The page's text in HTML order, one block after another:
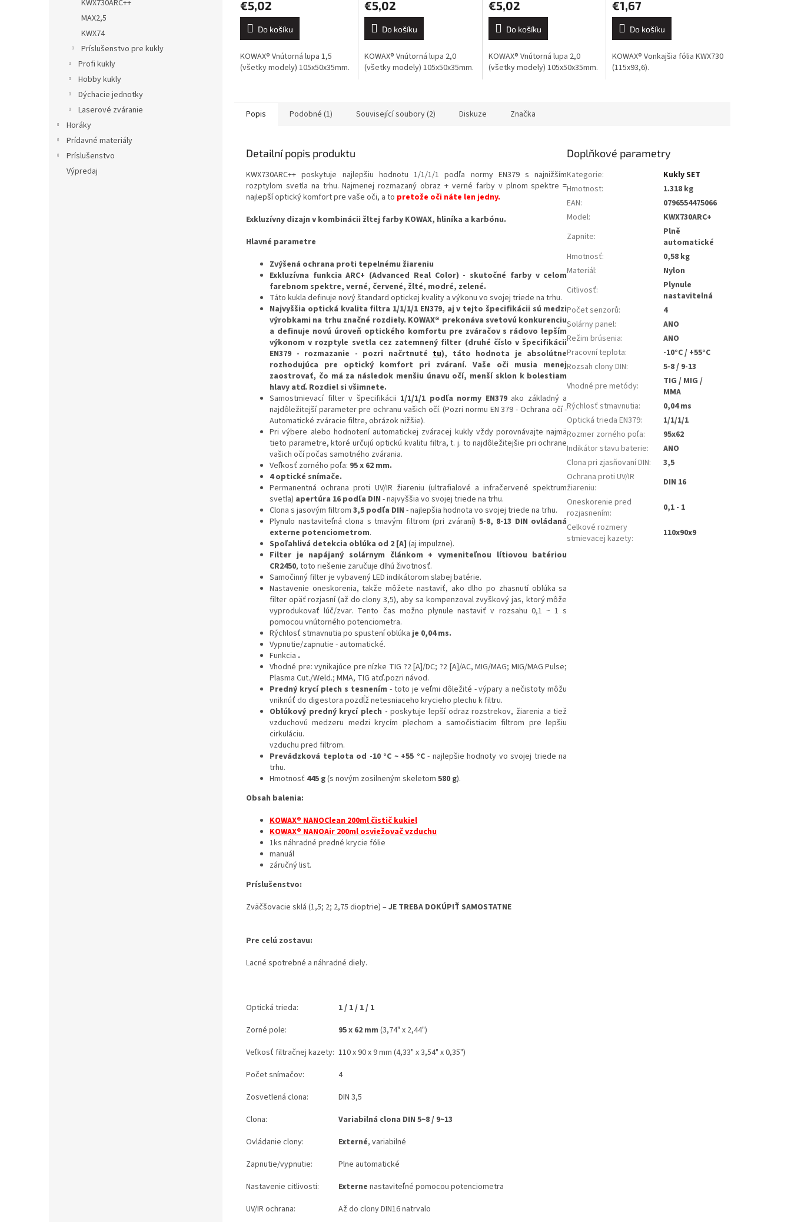
KWX730ARC++
MAX2,5
KWX74
Príslušenstvo pre kukly
Profi kukly
Hobby kukly
Dýchacie jednotky
Laserové zváranie
Horáky
Prídavné materiály
Príslušenstvo
Výpredaj
€5,02
Do košíku
KOWAX® Vnútorná lupa 1,5
(všetky modely) 105x50x35mm.
€5,02
Do košíku
KOWAX® Vnútorná lupa 2,0
(všetky modely) 105x50x35mm.
€5,02
Do košíku
KOWAX® Vnútorná lupa 2,0
(všetky modely) 105x50x35mm.
€1,67
Do košíku
KOWAX® Vonkajšia fólia KWX730
(115x93,6).
Popis Podobné (1) Související soubory (2) Diskuze Značka
Detailní popis produktu
KWX730ARC++ poskytuje najlepšiu hodnotu 1/1/1/1 podľa normy EN379 s najnižším
rozptylom svetla na trhu. Najmenej rozmazaný obraz + verné farby v plnom spektre =
najlepší optický komfort pre vaše oči, a to pretože oči náte len jedny.
Exkluzívny dizajn v kombinácii žltej farby KOWAX, hliníka a karbónu.
Hlavné parametre
Zvýšená ochrana proti tepelnému žiareniu
Exkluzívna funkcia ARC+ (Advanced Real Color) - skutočné farby v celom
farebnom spektre, verné, červené, žlté, modré, zelené.
Táto kukla definuje nový štandard optickej kvality a výkonu vo svojej triede na trhu.
Najvyššia optická kvalita filtra 1/1/1/1 EN379, aj v tejto špecifikácii sú medzi
výrobkami na trhu značné rozdiely. KOWAX® prekonáva svetovú konkurenciu
a definuje novú úroveň optického komfortu pre zváračov s rádovo lepším
výkonom v rozptyle svetla cez zatemnený filter (druhé číslo v špecifikácii
EN379 - rozmazanie - pozri načrtnuté tu), táto hodnota je absolútne
rozhodujúca pre optický komfort pri zváraní. Vaše oči musia menej
zaostrovať, čo má za následok menšiu únavu očí, menší sklon k bolestiam
hlavy atď. Rozdiel si všimnete.
Samostmievací filter v špecifikácii 1/1/1/1 podľa normy EN379ako základný a
najdôležitejší parameter pre ochranu vašich očí. (Pozri normu EN 379 - Ochrana očí -
Automatické zváracie filtre, obrázok nižšie).
Pri výbere alebo hodnotení automatickej zváracej kukly vždy porovnávajte najmä
tieto parametre, ktoré určujú optickú kvalitu filtra, t. j. to najdôležitejšie pri ochrane
vašich očí počas samotného zvárania.
Veľkosť zorného poľa: 95 x 62 mm.
4 optické snímače.
Permanentná ochrana proti UV/IR žiareniu (ultrafialové a infračervené spektrum
svetla) apertúra 16 podľa DIN - najvyššia vo svojej triede na trhu.
Clona s jasovým filtrom 3,5 podľa DIN - najlepšia hodnota vo svojej triede na trhu.
Plynulo nastaviteľná clona s tmavým filtrom (pri zváraní) 5-8, 8-13 DIN ovládaná
externe potenciometrom.
Spoľahlivá detekcia oblúka od 2 [A] (aj impulzne).
Filter je napájaný solárnym článkom + vymeniteľnou lítiovou batériou
CR2450, toto riešenie zaručuje dlhú životnosť.
Samočinný filter je vybavený LED indikátorom slabej batérie.
Nastavenie oneskorenia, takže môžete nastaviť, ako dlho po zhasnutí oblúka sa
filter opäť rozjasní (až do clony 3,5), aby sa kompenzoval zvyškový jas, ktorý môže
vyprodukovať lúč/zvar. Tento čas možno plynule nastaviť v rozsahu 0,1 ~ 1 s
pomocou vnútorného potenciometra.
Rýchlosť stmavnutia po spustení oblúka je 0,04 ms.
Vypnutie/zapnutie - automatické.
Funkcia .
Vhodné pre: vynikajúce pre nízke TIG ?2 [A]/DC; ?2 [A]/AC, MIG/MAG; MIG/MAG Pulse;
Plasma Cut./Weld.; MMA, TIG atď.pozri návod.
Predný krycí plech s tesnením - toto je veľmi dôležité - výpary a nečistoty môžu
vniknúť do digestora pozdĺž netesniaceho krycieho plechu k filtru.
Oblúkový predný krycí plech -poskytuje lepší odraz rozstrekov, žiarenia a tiež
vzduchovú medzeru medzi krycím plechom a samočistiacim filtrom pre lepšiu
cirkuláciu.
vzduchu pred filtrom.
Prevádzková teplota od -10 °C ~ +55 °C- najlepšie hodnoty vo svojej triede na
trhu.
Hmotnosť 445 g(s novým zosilneným skeletom 580 g).
Obsah balenia:
KOWAX® NANOClean 200ml čistič kukiel
KOWAX® NANOAir 200ml osviežovač vzduchu
1ks náhradné predné krycie fólie
manuál
záručný list.
Príslušenstvo:
Zväčšovacie sklá (1,5; 2; 2,75 dioptrie) –JE TREBA DOKÚPIŤ SAMOSTATNE
Pre celú zostavu:
Lacné spotrebné a náhradné diely.
Optická trieda:
1 / 1 / 1 / 1
Zorné pole:
95 x 62 mm (3,74" x 2,44")
Veľkosť filtračnej kazety: 110 x 90 x 9 mm (4,33" x 3,54" x 0,35")
Počet snímačov:
4
Zosvetlená clona:
DIN 3,5
Clona:
Variabilná clona DIN 5~8 / 9~13
Ovládanie clony:
Externé, variabilné
Zapnutie/vypnutie:
Plne automatické
Nastavenie citlivosti:
Externe nastaviteľné pomocou potenciometra
UV/IR ochrana:
Až do clony DIN16 natrvalo
Doplňkové parametry
Kategorie:
Kukly SET
Hmotnost:
1.318 kg
EAN:
0796554475066
Model:
KWX730ARC+
Zapnite:
Plně
automatické
Hmotnosť:
0,58 kg
Materiál:
Nylon
Citlivosť:
Plynule
nastavitelná
Počet senzorů:
4
Solárny panel:
ANO
Režim brúsenia:
ANO
Pracovní teplota:
-10°C / +55°C
Rozsah clony DIN:
5-8 / 9-13
Vhodné pre metódy:
TIG / MIG /
MMA
Rýchlosť stmavnutia:
0,04 ms
Optická trieda EN379:
1/1/1/1
Rozmer zorného poľa:
95x62
Indikátor stavu baterie:
ANO
Clona pri zjasňovaní DIN:
3,5
Ochrana proti UV/IR
žiareniu:
DIN 16
Oneskorenie pred
rozjasnením:
0,1 - 1
Celkové rozmery
stmievacej kazety: 110x90x9